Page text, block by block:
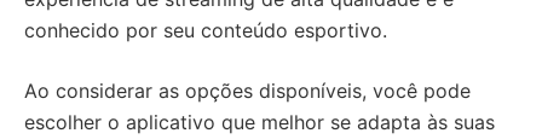
conhecido por seu conteúdo esportivo.
Ao considerar as opções disponíveis, você pode
escolher o aplicativo que melhor se adapta às suas